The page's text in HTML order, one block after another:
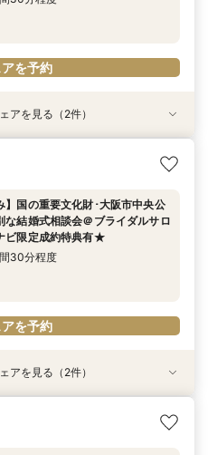
を予約
を予約
を予約
を予約
】国の重要文化財･大阪市中央公
ォトウエディング相談会＠ブライ
程度
を予約
】国の重要文化財･大阪市中央公
な結婚式相談会＠オンライン★マ
程度
を予約
アを見る（2件）
】国の重要文化財･大阪市中央公
な結婚式相談会＠ブライダルサロ
ビ限定成約特典有★
30分程度
を予約
】国の重要文化財･大阪市中央公
ォトウエディング相談会＠ブライ
】国の重要文化財･大阪市中央公
な結婚式相談会＠オンライン★マ
アを見る（2件）